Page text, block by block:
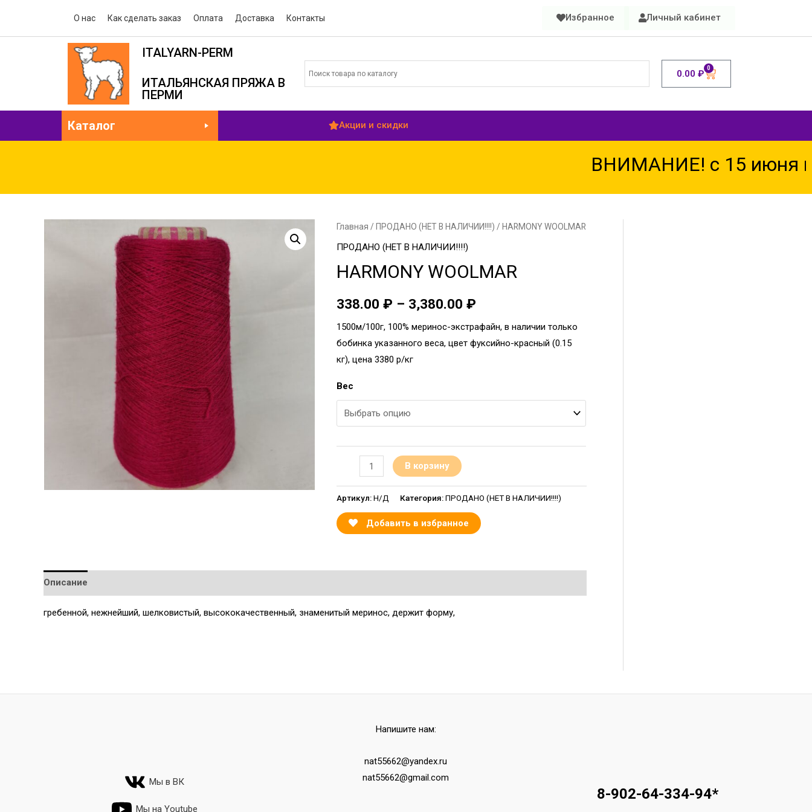
О нас Как сделать заказ Оплата Доставка Контакты Избранное Личный кабинет
ITALYARN-PERM
ИТАЛЬЯНСКАЯ ПРЯЖА В
ПЕРМИ
0.00 ₽ 0
Каталог Акции и скидки
ВНИМАНИЕ! с 15 июня по
Главная / ПРОДАНО (НЕТ В НАЛИЧИИ!!!!) / HARMONY WOOLMAR
ПРОДАНО (НЕТ В НАЛИЧИИ!!!!)
HARMONY WOOLMAR
338.00₽ – 3,380.00₽
1500м/100г, 100% меринос-экстрафайн, в наличии только
бобинка указанного веса, цвет фуксийно-красный (0.15
кг), цена 3380 р/кг
Вес
В корзину
Артикул:Н/Д Категория:ПРОДАНО (НЕТ В НАЛИЧИИ!!!!)
Добавить в избранное
Описание
гребенной, нежнейший, шелковистый, высококачественный, знаменитый меринос, держит форму,
Мы в ВК
Мы на Youtube
Напишите нам:
nat55662@yandex.ru
nat55662@gmail.com
8-902-64-334-94*